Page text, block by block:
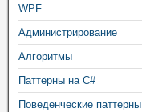
WPF
Администрирование
Алгоритмы
Паттерны на C#
Поведенческие паттерны